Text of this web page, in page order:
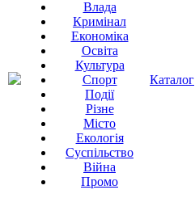
Влада
Кримінал
Економіка
Освіта
Культура
Спорт
Події
Різне
Місто
Екологія
Суспільство
Війна
Промо
Каталог